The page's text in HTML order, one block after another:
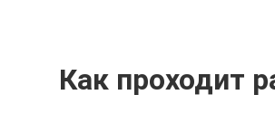
Как проходит